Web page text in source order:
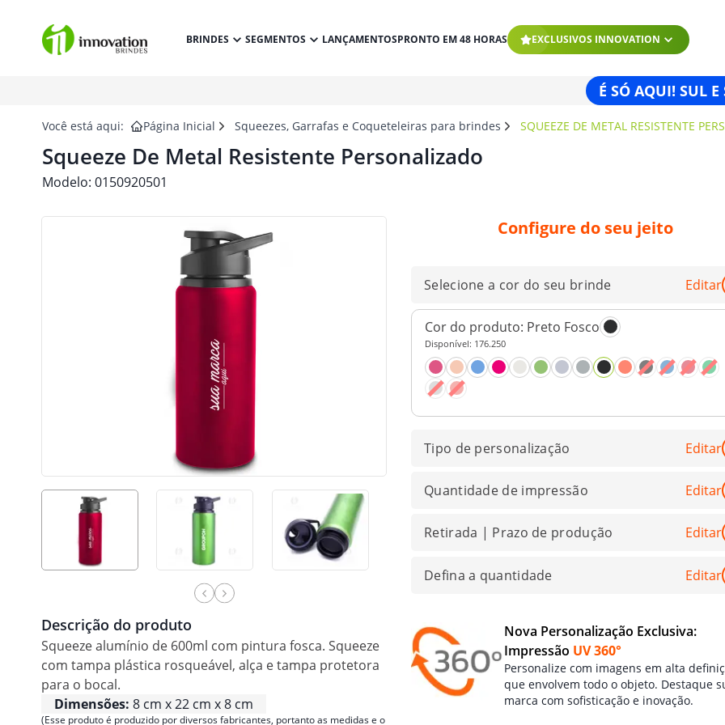
BRINDES SEGMENTOS LANÇAMENTOSPRONTO EM 48 HORAS EXCLUSIVOS INNOVATION
É SÓ AQUI! SUL E
Você está aqui: Página Inicial Squeezes, Garrafas e Coqueteleiras para brindes SQUEEZE DE METAL RESISTENTE
Squeeze De Metal Resistente Personalizado
Modelo: 0150920501
Descrição do produto
Squeeze alumínio de 600ml com pintura fosca. Squeeze
com tampa plástica rosqueável, alça e tampa protetora
para o bocal.
Dimensões: 8 cm x 22 cm x 8 cm
(Esse produto é produzido por diversos fabricantes, portanto as medidas e o
Configure do seu jeito
Selecione a cor do seu brinde Editar
Cor do produto: Preto Fosco
Disponível: 176.250
Tipo de personalização Editar
Quantidade de impressão Editar
Retirada | Prazo de produção Editar
Defina a quantidade Editar
Nova Personalização Exclusiva:
Impressão UV 360°
Personalize com imagens em alta
que envolvem todo o objeto. Destaque
marca com sofisticação e inovação.